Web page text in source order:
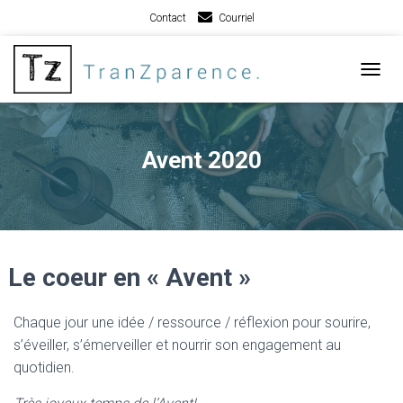
Contact Courriel
Avent 2020
Le coeur en « Avent »
Chaque jour une idée / ressource / réflexion pour sourire,
s’éveiller, s’émerveiller et nourrir son engagement au
quotidien.